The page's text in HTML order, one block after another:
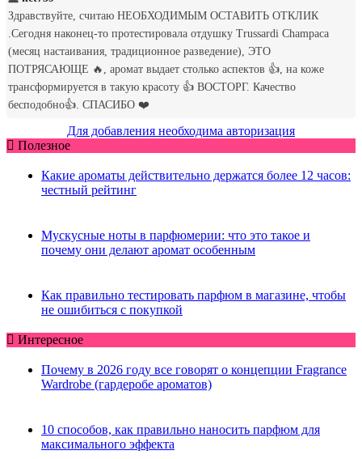
Для добавления необходима авторизация
Полезное
Какие ароматы действительно держатся более 12 часов:
честный рейтинг
Мускусные ноты в парфюмерии: что это такое и
почему они делают аромат особенным
Как правильно тестировать парфюм в магазине, чтобы
не ошибиться с покупкой
Интересное
Почему в 2026 году все говорят о концепции Fragrance
Wardrobe (гардеробе ароматов)
10 способов, как правильно наносить парфюм для
максимального эффекта